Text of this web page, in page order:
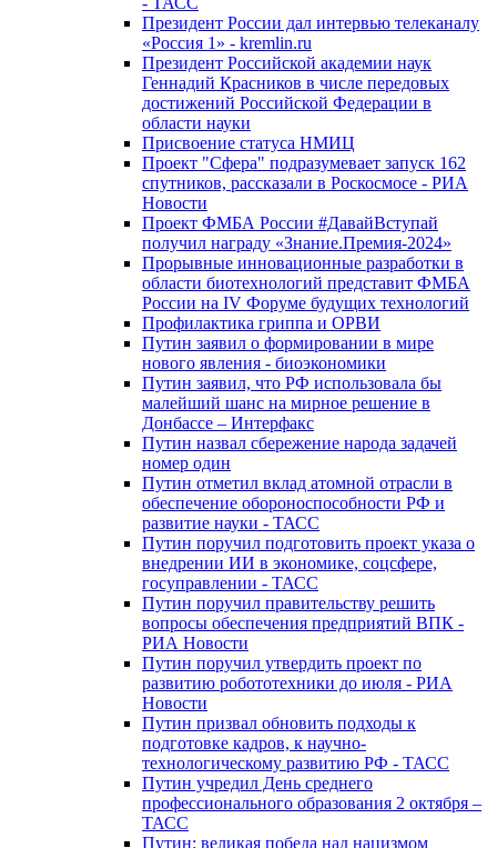
Президент России дал интервью телеканалу
«Россия 1» - kremlin.ru
Президент Российской академии наук
Геннадий Красников в числе передовых
достижений Российской Федерации в
области науки
Присвоение статуса НМИЦ
Проект "Сфера" подразумевает запуск 162
спутников, рассказали в Роскосмосе - РИА
Новости
Проект ФМБА России #ДавайВступай
получил награду «Знание.Премия-2024»
Прорывные инновационные разработки в
области биотехнологий представит ФМБА
России на IV Форуме будущих технологий
Профилактика гриппа и ОРВИ
Путин заявил о формировании в мире
нового явления - биоэкономики
Путин заявил, что РФ использовала бы
малейший шанс на мирное решение в
Донбассе – Интерфакс
Путин назвал сбережение народа задачей
номер один
Путин отметил вклад атомной отрасли в
обеспечение обороноспособности РФ и
развитие науки - ТАСС
Путин поручил подготовить проект указа о
внедрении ИИ в экономике, соцсфере,
госуправлении - ТАСС
Путин поручил правительству решить
вопросы обеспечения предприятий ВПК -
РИА Новости
Путин поручил утвердить проект по
развитию робототехники до июля - РИА
Новости
Путин призвал обновить подходы к
подготовке кадров, к научно-
технологическому развитию РФ - ТАСС
Путин учредил День среднего
профессионального образования 2 октября –
ТАСС
Путин: великая победа над нацизмом